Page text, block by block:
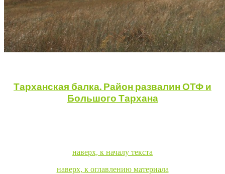
Тарханская балка. Район развалин ОТФ и
Большого Тархана
наверх, к началу текста
наверх, к оглавлению материала